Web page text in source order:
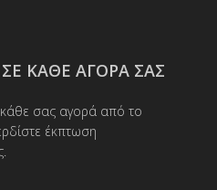
ΣΕ ΚΑΘΕ ΑΓΟΡΑ ΣΑΣ
σας αγορά από το
έκπτωση